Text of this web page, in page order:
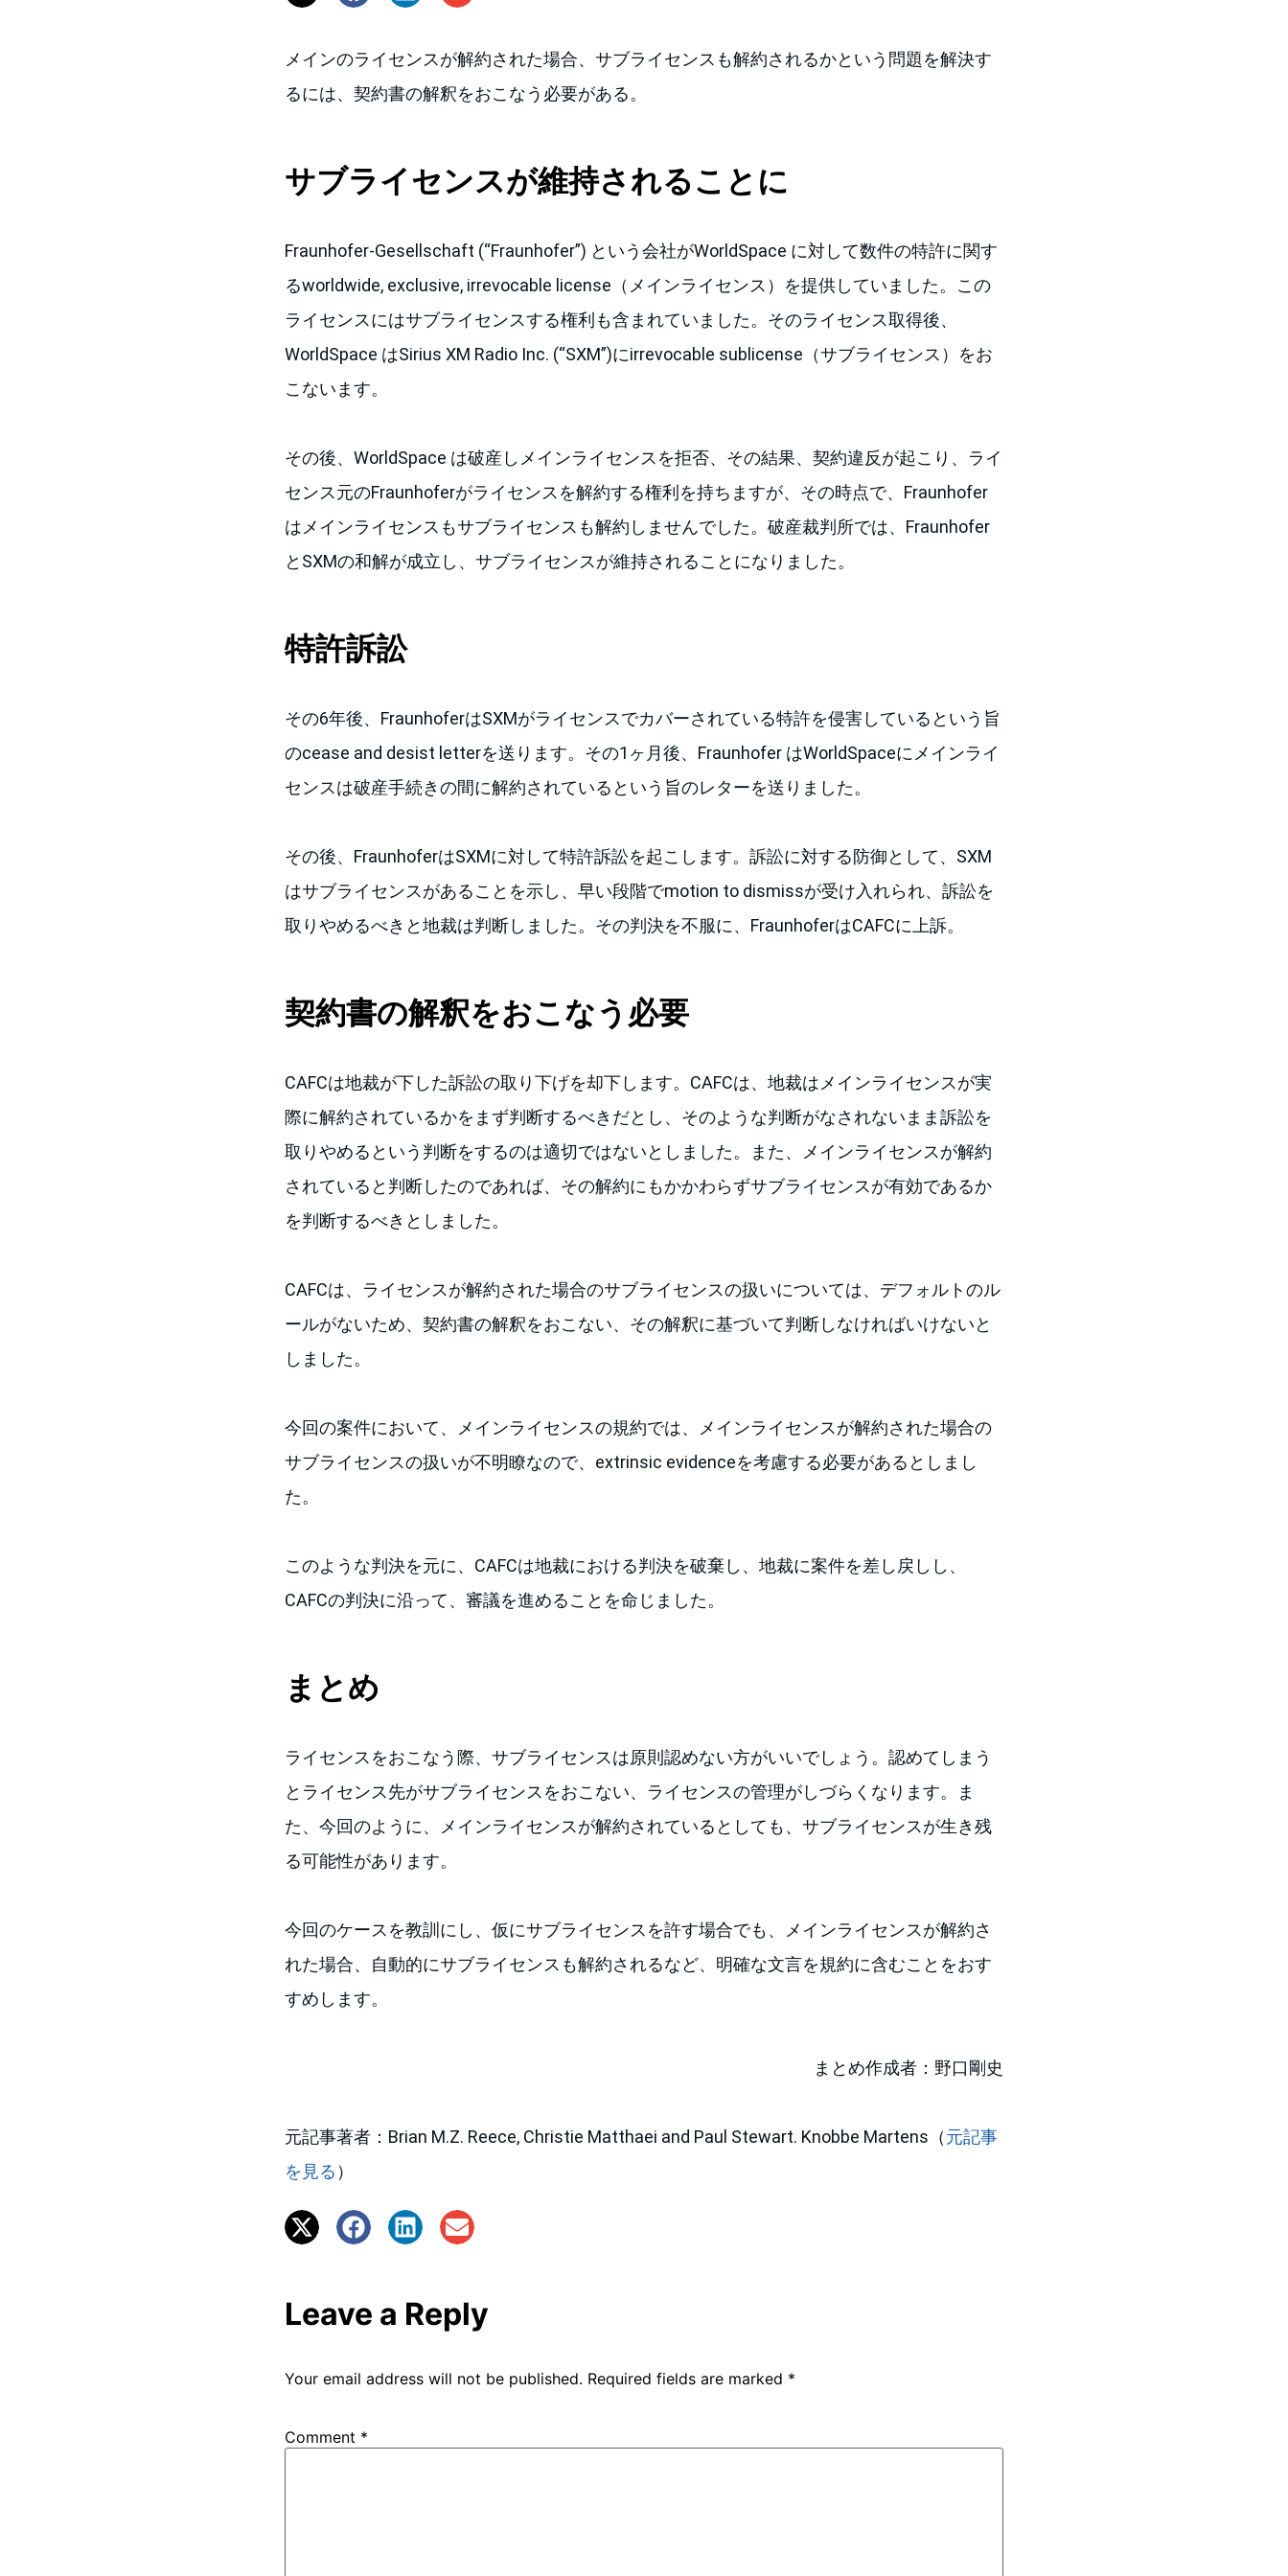
メインのライセンスが解約された場合、サブライセンスも解約されるかという問題を解決す
るには、契約書の解釈をおこなう必要がある。
サブライセンスが維持されることに
Fraunhofer-Gesellschaft (“Fraunhofer”) という会社がWorldSpace に対して数件の特許に関す
るworldwide, exclusive, irrevocable license（メインライセンス）を提供していました。この
ライセンスにはサブライセンスする権利も含まれていました。そのライセンス取得後、
WorldSpace はSirius XM Radio Inc. (“SXM”)にirrevocable sublicense（サブライセンス）をお
こないます。
その後、WorldSpace は破産しメインライセンスを拒否、その結果、契約違反が起こり、ライ
センス元のFraunhoferがライセンスを解約する権利を持ちますが、その時点で、Fraunhofer
はメインライセンスもサブライセンスも解約しませんでした。破産裁判所では、Fraunhofer
とSXMの和解が成立し、サブライセンスが維持されることになりました。
特許訴訟
その6年後、FraunhoferはSXMがライセンスでカバーされている特許を侵害しているという旨
のcease and desist letterを送ります。その1ヶ月後、Fraunhofer はWorldSpaceにメインライ
センスは破産手続きの間に解約されているという旨のレターを送りました。
その後、FraunhoferはSXMに対して特許訴訟を起こします。訴訟に対する防御として、SXM
はサブライセンスがあることを示し、早い段階でmotion to dismissが受け入れられ、訴訟を
取りやめるべきと地裁は判断しました。その判決を不服に、FraunhoferはCAFCに上訴。
契約書の解釈をおこなう必要
CAFCは地裁が下した訴訟の取り下げを却下します。CAFCは、地裁はメインライセンスが実
際に解約されているかをまず判断するべきだとし、そのような判断がなされないまま訴訟を
取りやめるという判断をするのは適切ではないとしました。また、メインライセンスが解約
されていると判断したのであれば、その解約にもかかわらずサブライセンスが有効であるか
を判断するべきとしました。
CAFCは、ライセンスが解約された場合のサブライセンスの扱いについては、デフォルトのル
ールがないため、契約書の解釈をおこない、その解釈に基づいて判断しなければいけないと
しました。
今回の案件において、メインライセンスの規約では、メインライセンスが解約された場合の
サブライセンスの扱いが不明瞭なので、extrinsic evidenceを考慮する必要があるとしまし
た。
このような判決を元に、CAFCは地裁における判決を破棄し、地裁に案件を差し戻しし、
CAFCの判決に沿って、審議を進めることを命じました。
まとめ
ライセンスをおこなう際、サブライセンスは原則認めない方がいいでしょう。認めてしまう
とライセンス先がサブライセンスをおこない、ライセンスの管理がしづらくなります。ま
た、今回のように、メインライセンスが解約されているとしても、サブライセンスが生き残
る可能性があります。
今回のケースを教訓にし、仮にサブライセンスを許す場合でも、メインライセンスが解約さ
れた場合、自動的にサブライセンスも解約されるなど、明確な文言を規約に含むことをおす
すめします。
まとめ作成者：野口剛史
元記事著者：Brian M.Z. Reece, Christie Matthaei and Paul Stewart. Knobbe Martens（元記事
を見る ）
Leave a Reply
Your email address will not be published. Required fields are marked *
Comment *